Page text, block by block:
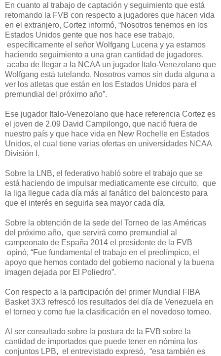
En cuanto al trabajo de captación y seguimiento que está
retomando la FVB con respecto a jugadores que hacen vida
en el extranjero, Cortez informó, “Nosotros tenemos en los
Estados Unidos gente que nos hace ese trabajo,
específicamente el señor Wolfgang Lucena y ya estamos
haciendo seguimiento a una gran cantidad de jugadores,
acaba de llegar a la NCAA un jugador Italo-Venezolano que
Wolfgang está tutelando. Nosotros vamos sin duda alguna a
ver los atletas que están en los Estados Unidos para el
premundial del próximo año”.
Ese jugador Italo-Venezolano que hace referencia Cortez es
el joven de 2.09 David Campilongo, que nació fuera de
nuestro país y que hace vida en New Rochelle en Estados
Unidos, el cual tiene varias ofertas en universidades NCAA
División I.
Sobre la LNB, el federativo habló sobre el trabajo que se
está haciendo de impulsar mediaticamente ese circuito, que
la liga llegue cada día más al fanático del baloncesto para
que el interés en seguirla sea mayor cada día.
Sobre la obtención de la sede del Torneo de las Américas
del próximo año, que servirá como premundial al
campeonato de España 2014 el presidente de la FVB
opinó, “Fue fundamental el trabajo en el preolímpico, el
apoyo que hemos contado del gobierno nacional y la buena
imagen dejada por El Poliedro”.
Con respecto a la participación del primer Mundial FIBA
Basket 3X3 refrescó los resultados del día de Venezuela en
el torneo y como fue la clasificación en el novedoso torneo.
Al ser consultado sobre la postura de la FVB sobre la
cantidad de importados que puede tener en nómina los
conjuntos LPB, el entrevistado expresó, “esa también es